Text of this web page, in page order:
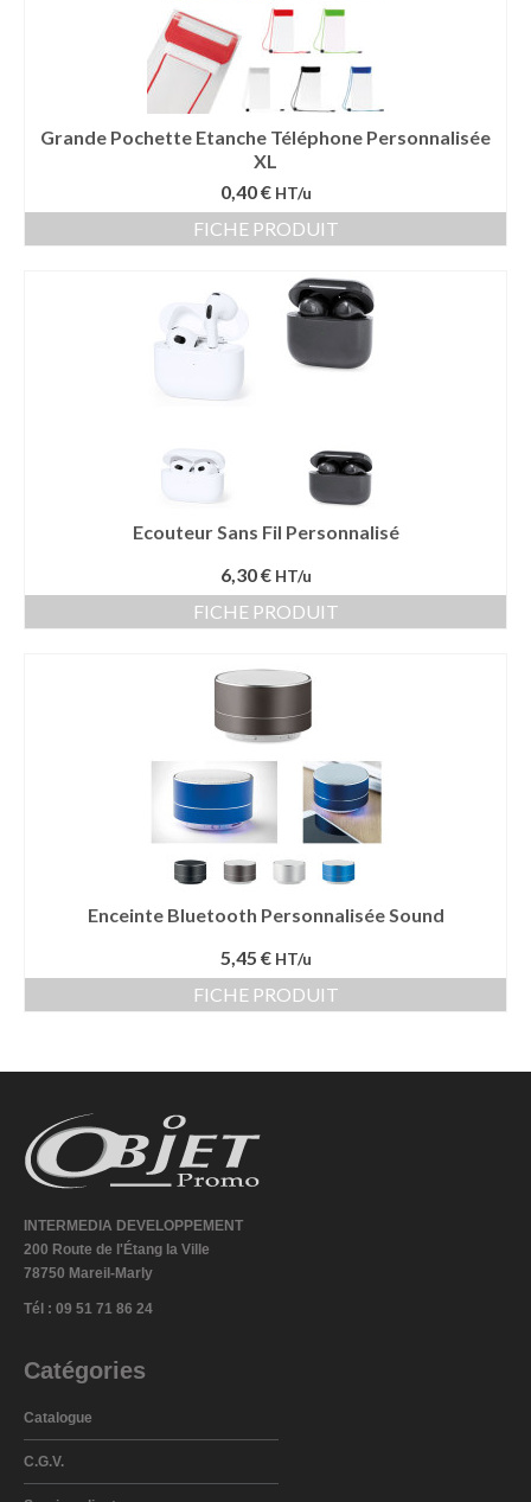
Grande Pochette Etanche Téléphone Personnalisée
XL
0,40 € HT/u
FICHE PRODUIT
Ecouteur Sans Fil Personnalisé
6,30 € HT/u
FICHE PRODUIT
Enceinte Bluetooth Personnalisée Sound
5,45 € HT/u
FICHE PRODUIT
INTERMEDIA DEVELOPPEMENT
200 Route de l'Étang la Ville
78750 Mareil-Marly
Tél : 09 51 71 86 24
Catégories
Catalogue
C.G.V.